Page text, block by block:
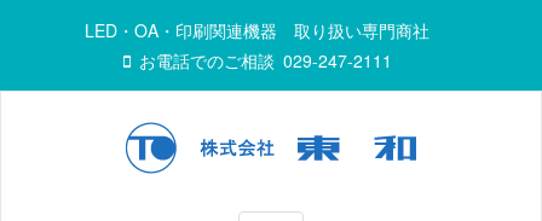
LED・OA・印刷関連機器 取り扱い専門商社
お電話でのご相談 029-247-2111